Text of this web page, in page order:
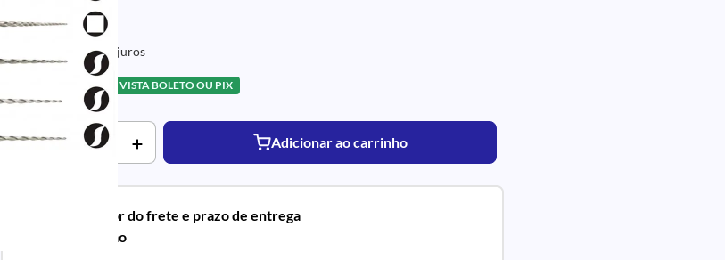
R$ 304,58
3x de R$ 101,52 sem juros
5% À VISTA BOLETO OU PIX
Adicionar ao carrinho
Calcule o valor do frete e prazo de entrega
para sua região